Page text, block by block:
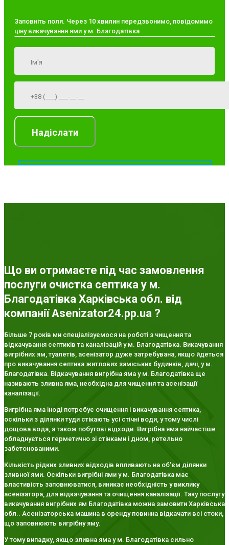
Заповніть поля. Через 10 хвилин передзвонимо, повідомимо
ціну викачування ями у м. Благодатівка
Що ви отримаєте під час замовлення
послуги очистка септика у м.
Благодатівка Харківська обл. від
компанії Asenizator24.pp.ua ?
Більше 7 років ми спеціалізуємося на роботі з чищення та
відкачування септиків та каналізацій у м. Благодатівка. Викачування
вигрібних ям, туалетів, асенізатор дуже затребувана, якщо йдеться
про викачування септика житлових заміських будинків, дачі, у м.
Благодатівка. Відкачування вигрібна яма у м. Благодатівка ще
називають зливна яма, необхідна для чищення та асенізації
каналізації.
Вигрібна яма іноді потребує очищення і викачування септика,
оскільки з ділянки туди стікають усі стічні води, у тому числі
дощова вода, а також побутові відходи. Вигрібна яма найчастіше
обладнується герметично зі стінками і дном, ретельно
забетонованими.
Кількість рідких зливних відходів впливають на об'єм ділянки
зливної ями. Оскільки вигрібні ями у м. Благодатівка має
властивість заповнюватися, виникає необхідність у виклику
асенізатора, для відкачування та очищення каналізації. Таку послугу
викачування вигрібних ям Благодатівка можна замовити Харківська
обл.. Асенізаторська машина в оренду повинна відкачати всі стоки,
що заповнюють вигрібну яму.
У тому випадку, якщо зливна яма у м. Благодатівка сильно